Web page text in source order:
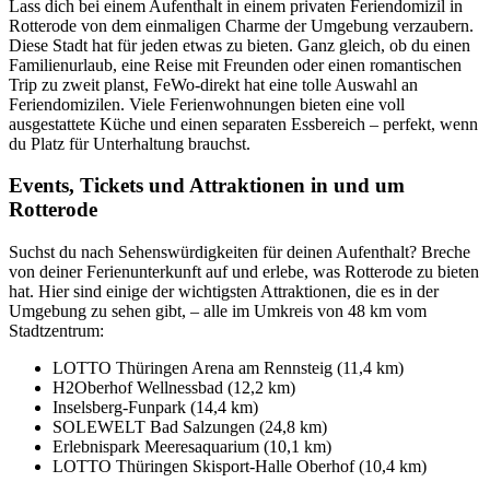
Lass dich bei einem Aufenthalt in einem privaten Feriendomizil in
Rotterode von dem einmaligen Charme der Umgebung verzaubern.
Diese Stadt hat für jeden etwas zu bieten. Ganz gleich, ob du einen
Familienurlaub, eine Reise mit Freunden oder einen romantischen
Trip zu zweit planst, FeWo-direkt hat eine tolle Auswahl an
Feriendomizilen. Viele Ferienwohnungen bieten eine voll
ausgestattete Küche und einen separaten Essbereich – perfekt, wenn
du Platz für Unterhaltung brauchst.
Events, Tickets und Attraktionen in und um
Rotterode
Suchst du nach Sehenswürdigkeiten für deinen Aufenthalt? Breche
von deiner Ferienunterkunft auf und erlebe, was Rotterode zu bieten
hat. Hier sind einige der wichtigsten Attraktionen, die es in der
Umgebung zu sehen gibt, – alle im Umkreis von 48 km vom
Stadtzentrum:
LOTTO Thüringen Arena am Rennsteig (11,4 km)
H2Oberhof Wellnessbad (12,2 km)
Inselsberg-Funpark (14,4 km)
SOLEWELT Bad Salzungen (24,8 km)
Erlebnispark Meeresaquarium (10,1 km)
LOTTO Thüringen Skisport-Halle Oberhof (10,4 km)